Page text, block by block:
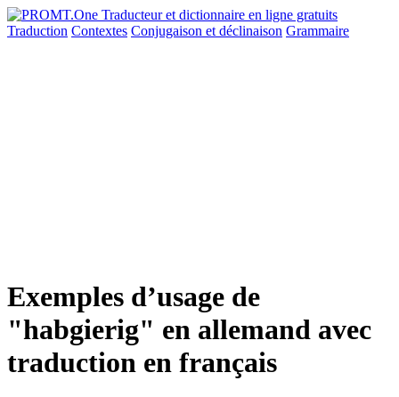
Traduction Contextes Conjugaison et déclinaison Grammaire
Exemples d’usage de
"habgierig" en allemand avec
traduction en français